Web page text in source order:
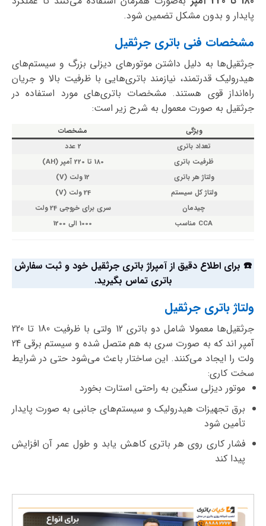
پایدار و بدون مشکل تضمین شود.
مشخصات فنی باتری جرثقیل
جرثقیل‌ها به دلیل داشتن موتورهای دیزلی بزرگ و سیستم‌های
هیدرولیک قدرتمند، نیازمند باتری‌هایی با ظرفیت بالا و جریان
راه‌انداز قوی هستند. مشخصات باتری‌های مورد استفاده در
جرثقیل به صورت معمول به شرح زیر است:
ویژگی
مشخصات
تعداد باتری
2 عدد
ظرفیت باتری
180 تا 220 آمپر (AH)
ولتاژ هر باتری
12 ولت (V)
ولتاژ کل سیستم
24 ولت (V)
چیدمان
سری برای خروجی 24 ولت
CCA مناسب
1000 الی 1200
☎️ برای اطلاع دقیق از آمپراژ باتری جرثقیل خود و ثبت سفارش
باتری تماس بگیرید.
ولتاژ باتری جرثقیل
جرثقیل‌ها معمولا شامل دو باتری 12 ولتی با ظرفیت 180 تا 220
آمپر اند که به صورت سری به هم متصل شده و سیستم برقی 24
ولت را ایجاد می‌کنند. این ساختار باعث می‌شود حتی در شرایط
سخت کاری:
موتور دیزلی سنگین به راحتی استارت بخورد
برق تجهیزات هیدرولیک و سیستم‌های جانبی به صورت پایدار
تأمین شود
فشار کاری روی هر باتری کاهش یابد و طول عمر آن افزایش
پیدا کند
ن
م